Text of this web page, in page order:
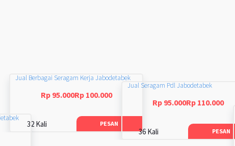
Jual Berbagai Seragam Kerja Jabodetabek
Rp 95.000Rp 100.000
32 Kali PESAN
Jual Seragam Pdl Jabodetabek
Rp 95.000Rp 110.000
36 Kali PESAN